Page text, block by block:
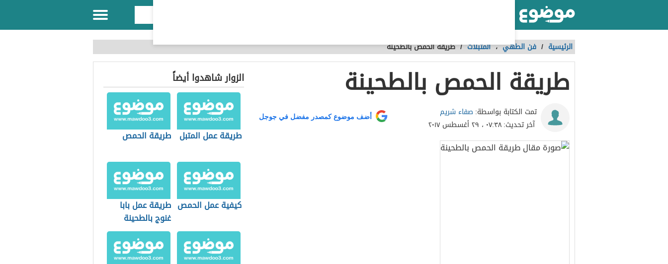
الرئيسية / فن الطهي،المتبلات /طريقة الحمص بالطحينة
طريقة الحمص بالطحينة
تمت الكتابة بواسطة: صفاء شريم
آخر تحديث:٠٧:٣٨ ، ٢٩ أغسطس ٢٠١٧
أضف موضوع كمصدر مفضل في جوجل
الزوار شاهدوا أيضاً
طريقة عمل المتبل طريقة الحمص
كيفية عمل الحمص طريقة عمل بابا
غنوج بالطحينة